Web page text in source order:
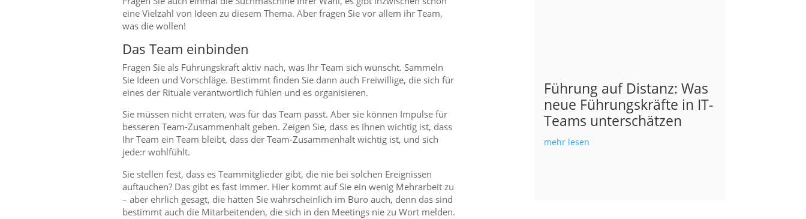
eine Vielzahl von Ideen zu diesem Thema. Aber fragen Sie vor allem ihr Team,
was die wollen!
Das Team einbinden
Fragen Sie als Führungskraft aktiv nach, was Ihr Team sich wünscht. Sammeln
Sie Ideen und Vorschläge. Bestimmt finden Sie dann auch Freiwillige, die sich für
eines der Rituale verantwortlich fühlen und es organisieren.
Sie müssen nicht erraten, was für das Team passt. Aber sie können Impulse für
besseren Team-Zusammenhalt geben. Zeigen Sie, dass es Ihnen wichtig ist, dass
Ihr Team ein Team bleibt, dass der Team-Zusammenhalt wichtig ist, und sich
jede:r wohlfühlt.
Sie stellen fest, dass es Teammitglieder gibt, die nie bei solchen Ereignissen
auftauchen? Das gibt es fast immer. Hier kommt auf Sie ein wenig Mehrarbeit zu
– aber ehrlich gesagt, die hätten Sie wahrscheinlich im Büro auch, denn das sind
bestimmt auch die Mitarbeitenden, die sich in den Meetings nie zu Wort melden.
Führung auf Distanz: Was
neue Führungskräfte in IT-
Teams unterschätzen
mehr lesen